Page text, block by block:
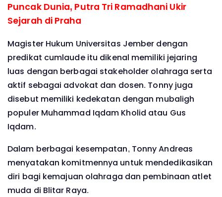
Puncak Dunia, Putra Tri Ramadhani Ukir
Sejarah di Praha
Magister Hukum Universitas Jember dengan
predikat cumlaude itu dikenal memiliki jejaring
luas dengan berbagai stakeholder olahraga serta
aktif sebagai advokat dan dosen. Tonny juga
disebut memiliki kedekatan dengan mubaligh
populer Muhammad Iqdam Kholid atau Gus
Iqdam.
Dalam berbagai kesempatan, Tonny Andreas
menyatakan komitmennya untuk mendedikasikan
diri bagi kemajuan olahraga dan pembinaan atlet
muda di Blitar Raya.